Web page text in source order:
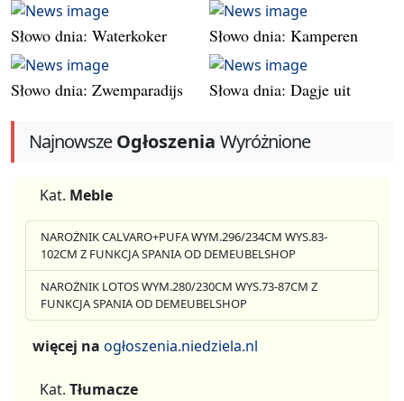
Słowo dnia: Waterkoker Słowo dnia: Kamperen
Słowo dnia: Zwemparadijs Słowa dnia: Dagje uit
NajnowszeOgłoszenia Wyróżnione
Kat. Meble
NAROŻNIK CALVARO+PUFA WYM.296/234CM WYS.83-
102CM Z FUNKCJA SPANIA OD DEMEUBELSHOP
NAROŻNIK LOTOS WYM.280/230CM WYS.73-87CM Z
FUNKCJA SPANIA OD DEMEUBELSHOP
więcej na ogłoszenia.niedziela.nl
Kat. Tłumacze